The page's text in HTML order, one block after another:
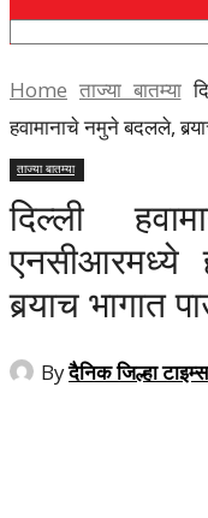
Home ताज्या बातम्या
हवामानाचे नमुने बदलले,
ताज्या बातम्या
दिल्ली
एनसीआरमध्ये
बर्‍याच भागात
Byदैनिक जिल्हा टाइम्स